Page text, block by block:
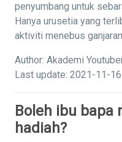
penyumbang untuk
Hanya urusetia yang
aktiviti menebus
Author: Akademi
Last update: 2021-11-
Boleh ibu bapa
hadiah?